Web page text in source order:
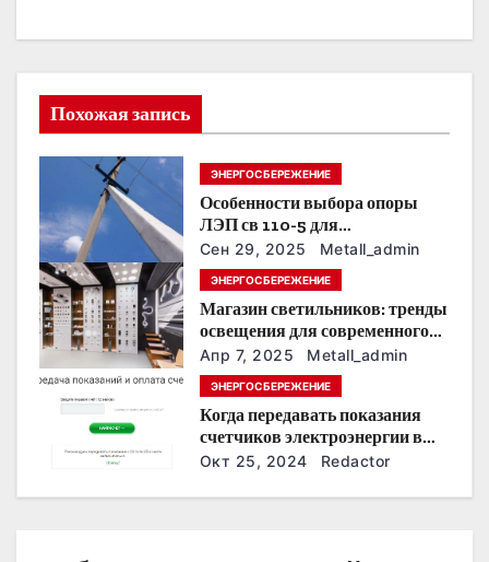
и
я
о
з
а
п
я
Похожая запись
ЭНЕРГОСБЕРЕЖЕНИЕ
Особенности выбора опоры
ЛЭП св 110-5 для
строительства электросетей
Сен 29, 2025 Metall_admin
ЭНЕРГОСБЕРЕЖЕНИЕ
Магазин светильников: тренды
освещения для современного
интерьера
Апр 7, 2025 Metall_admin
ЭНЕРГОСБЕРЕЖЕНИЕ
Когда передавать показания
счетчиков электроэнергии в
Дзержинске?
Окт 25, 2024 Redactor